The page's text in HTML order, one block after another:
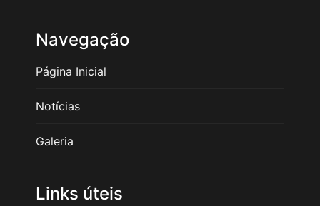
Navegação
Página Inicial
Notícias
Galeria
Links úteis